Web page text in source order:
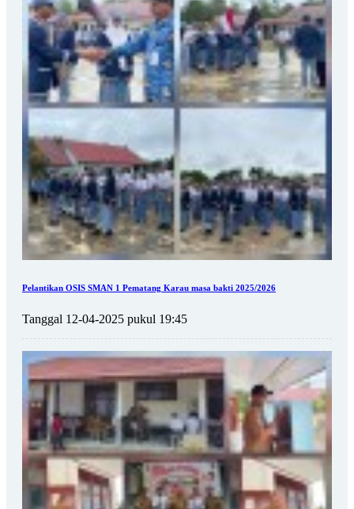
Pelantikan OSIS SMAN 1 Pematang Karau masa bakti 2025/2026
Tanggal 12-04-2025 pukul 19:45